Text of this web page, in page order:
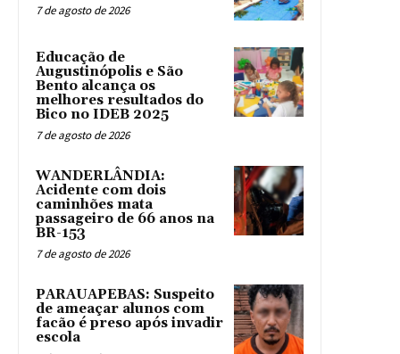
7 de agosto de 2026
Educação de
Augustinópolis e São
Bento alcança os
melhores resultados do
Bico no IDEB 2025
7 de agosto de 2026
WANDERLÂNDIA:
Acidente com dois
caminhões mata
passageiro de 66 anos na
BR-153
7 de agosto de 2026
PARAUAPEBAS: Suspeito
de ameaçar alunos com
facão é preso após invadir
escola